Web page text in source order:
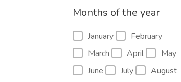
Months of the year
January
February
March
April
May
June
July
August